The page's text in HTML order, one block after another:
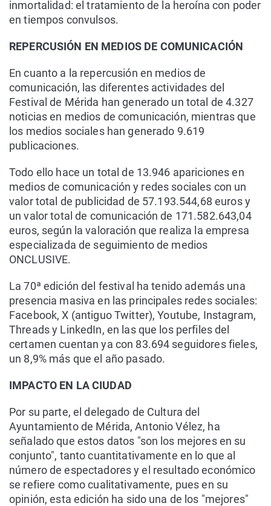
inmortalidad: el tratamiento de la heroína con poder
en tiempos convulsos.
REPERCUSIÓN EN MEDIOS DE COMUNICACIÓN
En cuanto a la repercusión en medios de
comunicación, las diferentes actividades del
Festival de Mérida han generado un total de 4.327
noticias en medios de comunicación, mientras que
los medios sociales han generado 9.619
publicaciones.
Todo ello hace un total de 13.946 apariciones en
medios de comunicación y redes sociales con un
valor total de publicidad de 57.193.544,68 euros y
un valor total de comunicación de 171.582.643,04
euros, según la valoración que realiza la empresa
especializada de seguimiento de medios
ONCLUSIVE.
La 70ª edición del festival ha tenido además una
presencia masiva en las principales redes sociales:
Facebook, X (antiguo Twitter), Youtube, Instagram,
Threads y LinkedIn, en las que los perfiles del
certamen cuentan ya con 83.694 seguidores fieles,
un 8,9% más que el año pasado.
IMPACTO EN LA CIUDAD
Por su parte, el delegado de Cultura del
Ayuntamiento de Mérida, Antonio Vélez, ha
señalado que estos datos "son los mejores en su
conjunto", tanto cuantitativamente en lo que al
número de espectadores y el resultado económico
se refiere como cualitativamente, pues en su
opinión, esta edición ha sido una de los "mejores"